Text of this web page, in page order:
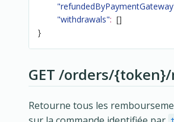
"withdrawals": []
}
GET /orders/
Retourne tous les